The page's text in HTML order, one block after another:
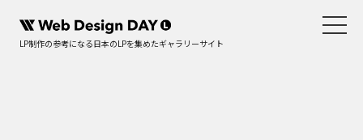
LP制作の参考になる日本のLPを集めたギャラリーサイト